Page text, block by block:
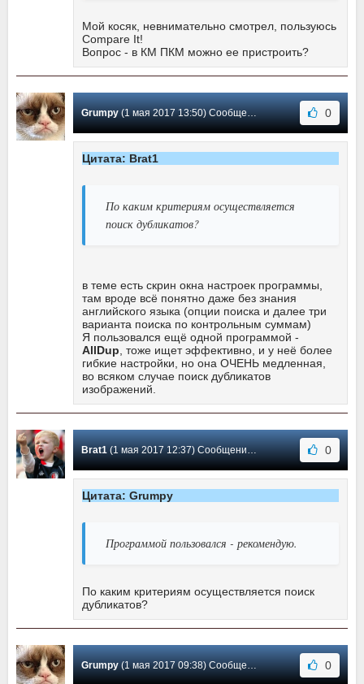
Мой косяк, невнимательно смотрел, пользуюсь
Compare It!
Вопрос - в КМ ПКМ можно ее пристроить?
Grumpy(1 мая 2017 13:50) Сообщение #3 0
Цитата: Brat1
По каким критериям осуществляется
поиск дубликатов?
в теме есть скрин окна настроек программы,
там вроде всё понятно даже без знания
английского языка (опции поиска и далее три
варианта поиска по контрольным суммам)
Я пользовался ещё одной программой -
AllDup , тоже ищет эффективно, и у неё более
гибкие настройки, но она ОЧЕНЬ медленная,
во всяком случае поиск дубликатов
изображений.
Brat1(1 мая 2017 12:37) Сообщение #2 0
Цитата: Grumpy
Программой пользовался - рекомендую.
По каким критериям осуществляется поиск
дубликатов?
Grumpy(1 мая 2017 09:38) Сообщение #1 0